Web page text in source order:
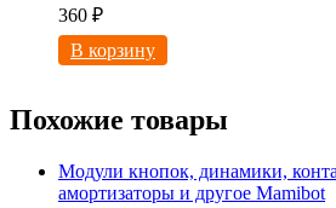
360 ₽
В корзину
Похожие товары
Модули кнопок, динамики,
амортизаторы и другое Mamibot